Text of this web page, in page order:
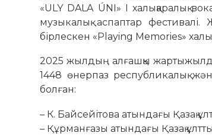
«ULY DALA ÚNI» I халықаралық
музыкалық аспаптар
бірлескен «Playing Memories»
2025 жылдың алғашқы
1448 өнерпаз республикалық
болған:
– К. Байсейітова атындағы Қазақ
– Құрманғазы атындағы Қазақ